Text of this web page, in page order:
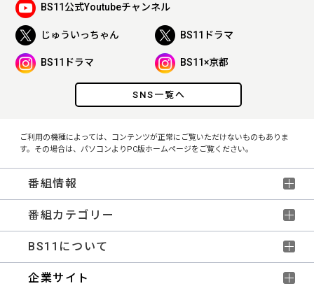
SNS一覧へ
BS11公式Youtubeチャンネル
じゅういっちゃん BS11ドラマ
BS11ドラマ BS11×京都
ご利用の機種によっては、コンテンツが正常にご覧いただけないものもありま
す。その場合は、パソコンよりPC版ホームページをご覧ください。
番組情報
番組カテゴリー
BS11について
企業サイト